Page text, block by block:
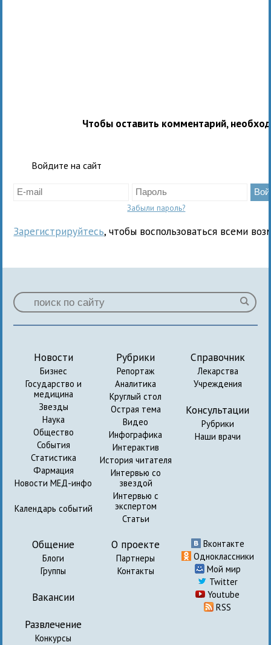
Чтобы оставить комментарий,
Войдите на сайт
Забыли пароль?
Зарегистрируйтесь, чтобы воспользоваться всеми
Новости
Бизнес
Государство и
медицина
Звезды
Наука
Общество
События
Статистика
Фармация
Новости МЕД-инфо
Календарь событий
Рубрики
Репортаж
Аналитика
Круглый стол
Острая тема
Видео
Инфографика
Интерактив
История читателя
Интервью со
звездой
Интервью с
экспертом
Статьи
Справочник
Лекарства
Учреждения
Консультации
Рубрики
Наши врачи
Общение
Блоги
Группы
Вакансии
Развлечение
Конкурсы
О проекте
Партнеры
Контакты
Вконтакте
Одноклассники
Мой мир
Twitter
Youtube
RSS